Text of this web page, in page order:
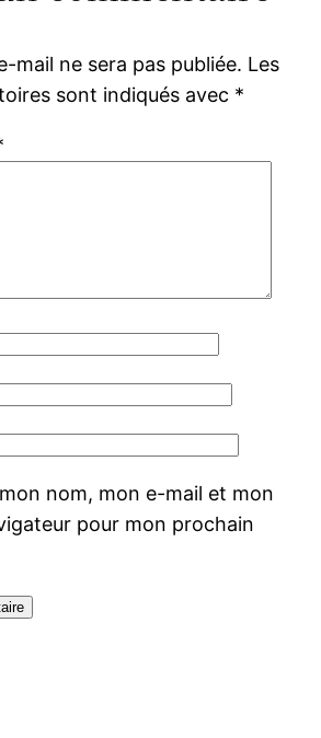
mail ne sera pas publiée. Les
sont indiqués avec *
nom, mon e-mail et mon
pour mon prochain